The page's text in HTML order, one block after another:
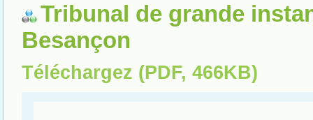
Tribunal de grande
Besançon
Téléchargez (PDF, 466KB)